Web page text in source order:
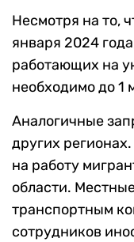
Несмотря на то,
января 2024
работающих на
необходимо до 1
Аналогичные
других
на работу
области.
транспортным
сотрудников